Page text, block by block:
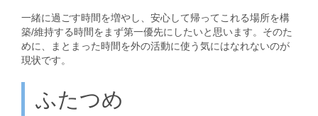
一緒に過ごす時間を増やし、安心して帰ってこれる場所を構
築/維持する時間をまず第一優先にしたいと思います。そのた
めに、まとまった時間を外の活動に使う気にはなれないのが
現状です。
ふたつめ